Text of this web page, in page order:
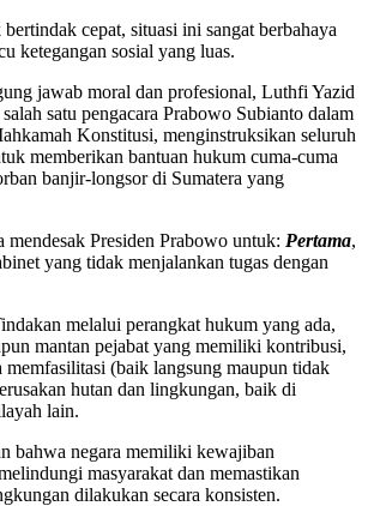
cepat, situasi ini sangat berbahaya
ketegangan sosial yang luas.
jawab moral dan profesional, Luthfi Yazid
satu pengacara Prabowo Subianto dalam
Konstitusi, menginstruksikan seluruh
memberikan bantuan hukum cuma-cuma
banjir-longsor di Sumatera yang
Presiden Prabowo untuk: Pertama,
yang tidak menjalankan tugas dengan
melalui perangkat hukum yang ada,
mantan pejabat yang memiliki kontribusi,
memfasilitasi (baik langsung maupun tidak
hutan dan lingkungan, baik di
lain.
bahwa negara memiliki kewajiban
masyarakat dan memastikan
dilakukan secara konsisten.